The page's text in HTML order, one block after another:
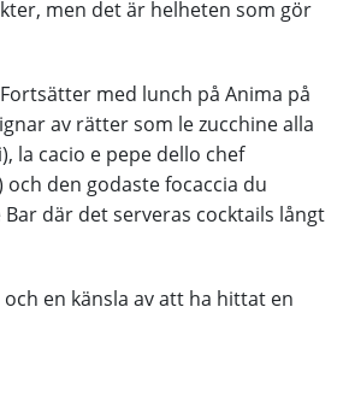
men det är helheten som gör
med lunch på Anima på
av rätter som le zucchine alla
la cacio e pepe dello chef
den godaste focaccia du
där det serveras cocktails långt
en känsla av att ha hittat en